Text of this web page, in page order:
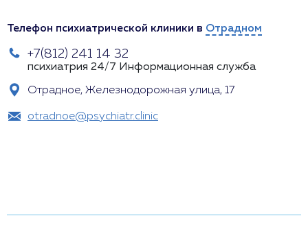
Телефон психиатрической клиники в Отрадном
+7(812) 241 14 32
психиатрия 24/7 Информационная служба
Отрадное, Железнодорожная улица, 17
otradnoe@psychiatr.clinic